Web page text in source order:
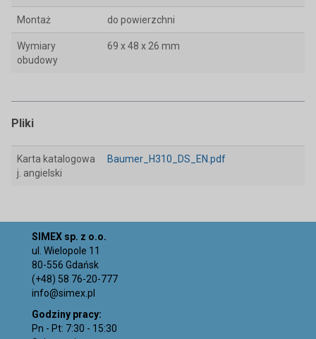
Montaż do powierzchni
Wymiary
obudowy
69 x 48 x 26 mm
Pliki
Karta katalogowa
j. angielski
Baumer_H310_DS_EN.pdf
SIMEX sp. z o.o.
ul. Wielopole 11
80-556 Gdańsk
(+48) 58 76-20-777
info@simex.pl
Godziny pracy:
Pn - Pt: 7:30 - 15:30